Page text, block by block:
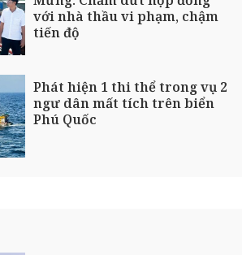
với nhà thầu vi phạm, chậm
tiến độ
Phát hiện 1 thi thể trong vụ 2
ngư dân mất tích trên biển
Phú Quốc